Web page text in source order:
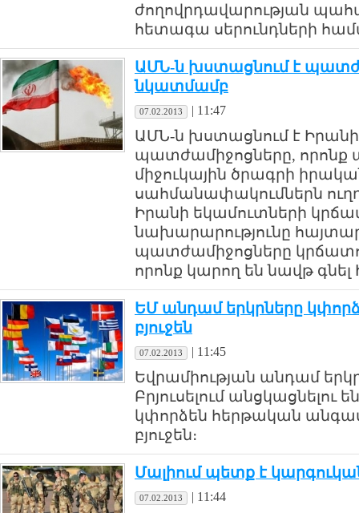
ժողովրդավարության
հետագա սերունդների
ԱՄՆ-ն խստացնում է
նկատմամբ
07.02.2013 | 11:47
ԱՄՆ-ն խստացնում է
պատժամիջոցները, որոնք
միջուկային ծրագրի
սահմանափակումներն
Իրանի եկամուտների
նախարարությունը
պատժամիջոցները
որոնք կարող են նավթ գնել
ԵՄ անդամ երկրները
բյուջեն
07.02.2013 | 11:45
Եվրամիության անդամ
Բրյուսելում անցկացնելու
կփորձեն հերթական անգամ
բյուջեն։
Մալիում պետք է
07.02.2013 | 11:44